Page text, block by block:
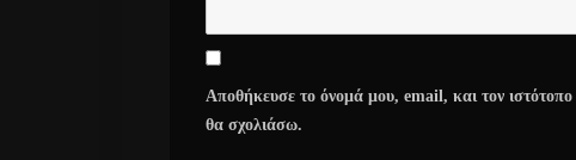
Αποθήκευσε το όνομά μου, email, και τον
θα σχολιάσω.